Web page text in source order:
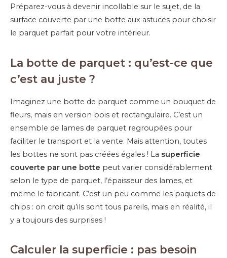
Préparez-vous à devenir incollable sur le sujet, de la
surface couverte par une botte aux astuces pour choisir
le parquet parfait pour votre intérieur.
La botte de parquet : qu’est-ce que
c’est au juste ?
Imaginez une botte de parquet comme un bouquet de
fleurs, mais en version bois et rectangulaire. C’est un
ensemble de lames de parquet regroupées pour
faciliter le transport et la vente. Mais attention, toutes
les bottes ne sont pas créées égales ! La superficie
couverte par une botte peut varier considérablement
selon le type de parquet, l’épaisseur des lames, et
même le fabricant. C’est un peu comme les paquets de
chips : on croit qu’ils sont tous pareils, mais en réalité, il
y a toujours des surprises !
Calculer la superficie : pas besoin